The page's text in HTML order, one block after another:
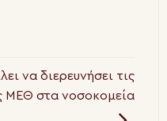
να διερευνήσει τις
ΜΕΘ στα νοσοκομεία